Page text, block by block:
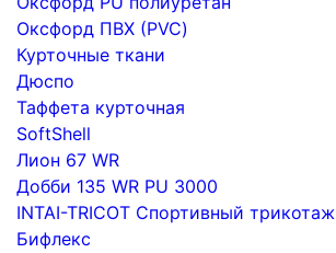
Оксфорд ПВХ (PVC)
Курточные ткани
Дюспо
Таффета курточная
SoftShell
Лион 67 WR
Добби 135 WR PU 3000
INTAI-TRICOT Спортивный трикотаж
Бифлекс